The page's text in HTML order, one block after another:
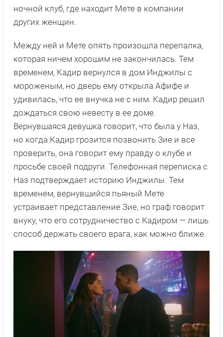
ночной клуб, где находит Мете в компании
других женщин.
Между ней и Мете опять произошла перепалка,
которая ничем хорошим не закончилась. Тем
временем, Кадир вернулся в дом Инджилы с
мороженым, но дверь ему открыла Афифе и
удивилась, что ее внучка не с ним. Кадир решил
дождаться свою невесту в ее доме.
Вернувшаяся девушка говорит, что была у Наз,
но когда Кадир грозится позвонить Зие и все
проверить, она говорит ему правду о клубе и
просьбе своей подруги. Телефонная переписка с
Наз подтверждает историю Инджилы. Тем
временем, вернувшийся пьяный Мете
устраивает представление Зие, но граф говорит
внуку, что его сотрудничество с Кадиром — лишь
способ держать своего врага, как можно ближе.